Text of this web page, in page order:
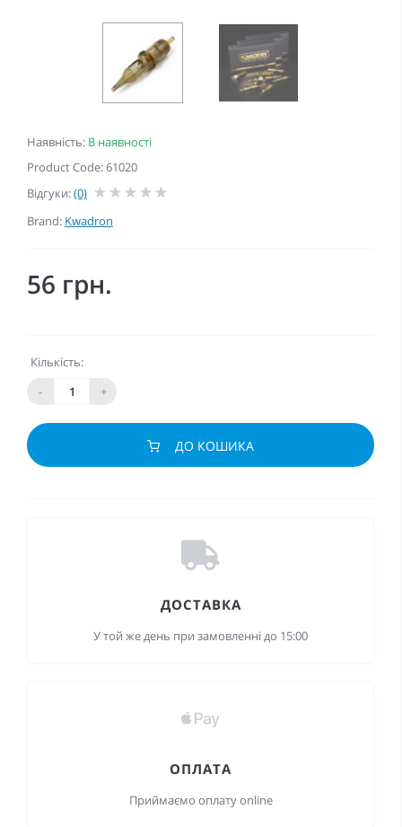
Наявність: В наявності
Product Code: 61020
Відгуки:(0)
Brand: Kwadron
56 грн.
Кількість:
-
+
ДО КОШИКА
ДОСТАВКА
У той же день при замовленні до 15:00
ОПЛАТА
Приймаємо оплату online